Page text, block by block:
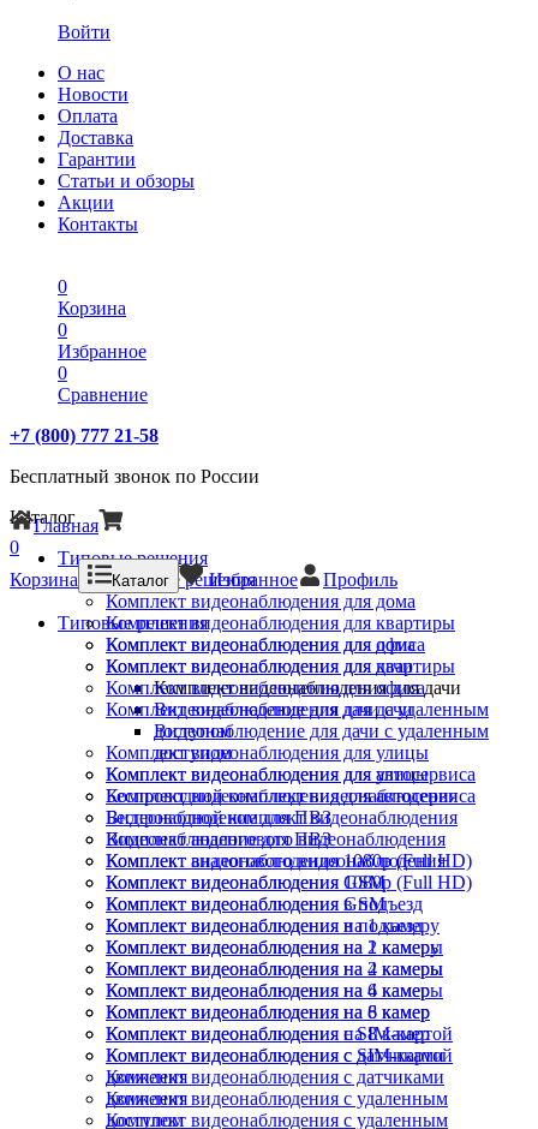
Войти
О нас
Новости
Оплата
Доставка
Гарантии
Статьи и обзоры
Акции
Контакты
0
Корзина
0
Избранное
0
Сравнение
+7 (800) 777 21-58
Бесплатный звонок по России
Каталог
Типовые решения
Типовые решения
Комплект видеонаблюдения для дома
Комплект видеонаблюдения для квартиры
Комплект видеонаблюдения для офиса
Комплект видеонаблюдения для дачи
Комплект видеонаблюдения для дачи
Видеонаблюдение для дачи с удаленным
доступом
Комплект видеонаблюдения для улицы
Комплект видеонаблюдения для автосервиса
Беспроводной комплект видеонаблюдения
Видеонаблюдение для ПВЗ
Комплект аналогового видеонаблюдения
Комплект видеонаблюдения 1080p (Full HD)
Комплект видеонаблюдения GSM
Комплект видеонаблюдения в подъезд
Комплект видеонаблюдения на 1 камеру
Комплект видеонаблюдения на 2 камеры
Комплект видеонаблюдения на 4 камеры
Комплект видеонаблюдения на 6 камер
Комплект видеонаблюдения на 8 камер
Комплект видеонаблюдения с SIM-картой
Комплект видеонаблюдения с датчиками
движения
Комплект видеонаблюдения с удаленным
доступом
Главная
0
Корзина
Каталог Избранное Профиль
Типовые решения
Комплект видеонаблюдения для дома
Комплект видеонаблюдения для квартиры
Комплект видеонаблюдения для офиса
Комплект видеонаблюдения для дачи
Видеонаблюдение для дачи с удаленным
доступом
Комплект видеонаблюдения для улицы
Комплект видеонаблюдения для автосервиса
Беспроводной комплект видеонаблюдения
Видеонаблюдение для ПВЗ
Комплект аналогового видеонаблюдения
Комплект видеонаблюдения 1080p (Full HD)
Комплект видеонаблюдения GSM
Комплект видеонаблюдения в подъезд
Комплект видеонаблюдения на 1 камеру
Комплект видеонаблюдения на 2 камеры
Комплект видеонаблюдения на 4 камеры
Комплект видеонаблюдения на 6 камер
Комплект видеонаблюдения на 8 камер
Комплект видеонаблюдения с SIM-картой
Комплект видеонаблюдения с датчиками
движения
Комплект видеонаблюдения с удаленным